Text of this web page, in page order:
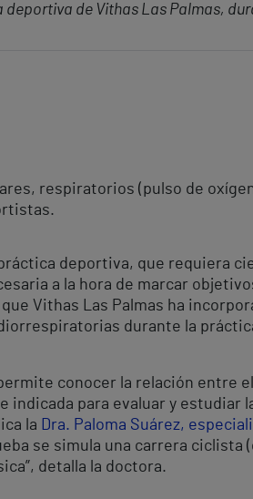
de Vithas Las Palmas,
respiratorios (pulso de
deportiva, que requiera
a la hora de marcar
Vithas Las Palmas ha
durante la
conocer la relación entre
para evaluar y estudiar
la Dra. Paloma Suárez,
se simula una carrera
detalla la doctora.